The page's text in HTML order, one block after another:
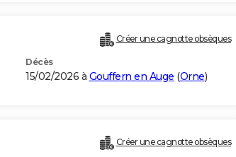
Créer une cagnotte obsèques
Décès
15/02/2026 à Gouffern en Auge (Orne)
Créer une cagnotte obsèques